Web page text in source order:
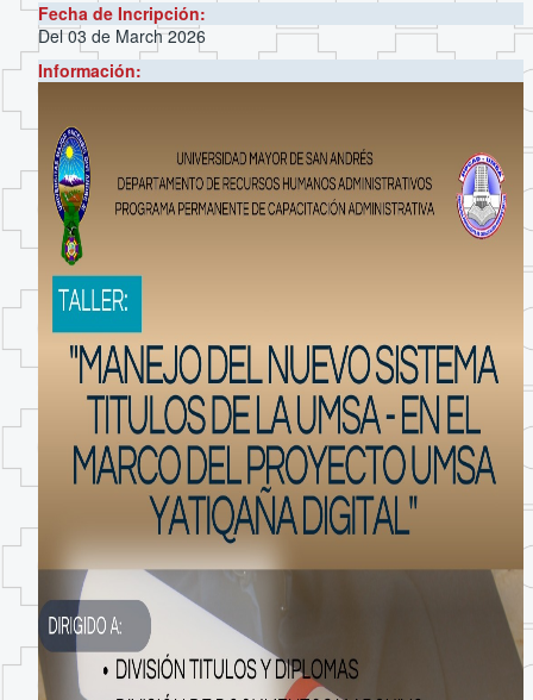
Fecha de Incripción:
Del 03 de March 2026
Información: